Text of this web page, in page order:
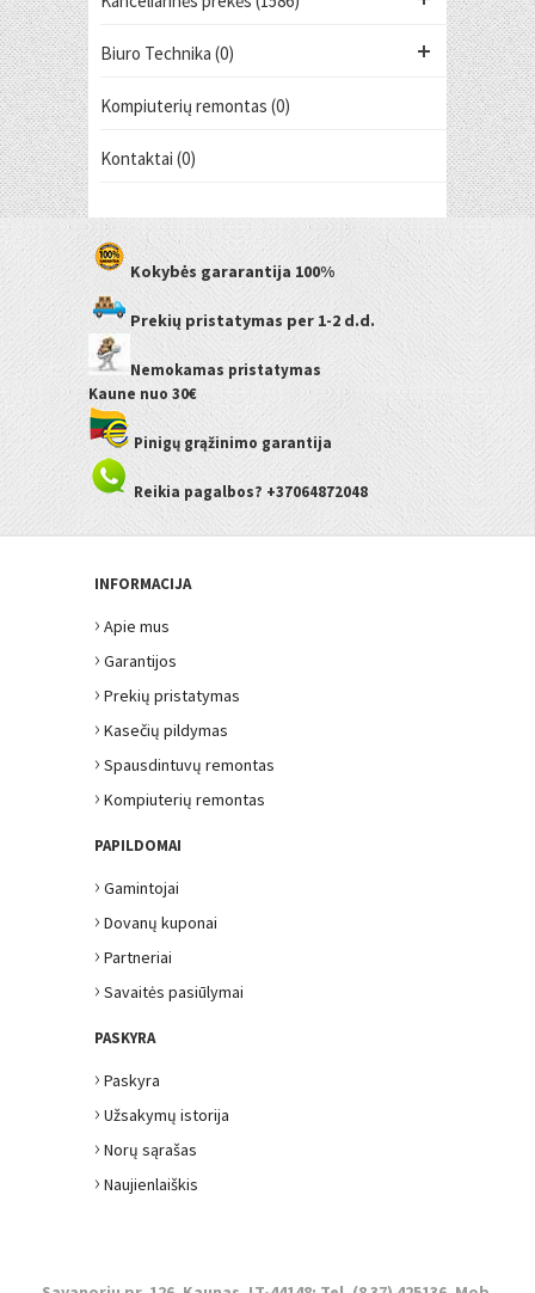
Biuro Technika (0)
Kompiuterių remontas (0)
Kontaktai (0)
Kokybės gararantija 100%
Prekių pristatymas per 1-2 d.d.
Nemokamas pristatymas
Kaune nuo 30€
Pinigų grąžinimo garantija
Reikia pagalbos? +37064872048
INFORMACIJA
› Apie mus
› Garantijos
› Prekių pristatymas
› Kasečių pildymas
› Spausdintuvų remontas
› Kompiuterių remontas
PAPILDOMAI
› Gamintojai
› Dovanų kuponai
› Partneriai
› Savaitės pasiūlymai
PASKYRA
› Paskyra
› Užsakymų istorija
› Norų sąrašas
› Naujienlaiškis